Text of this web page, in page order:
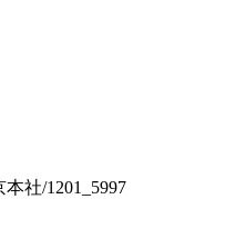
社/1201_5997